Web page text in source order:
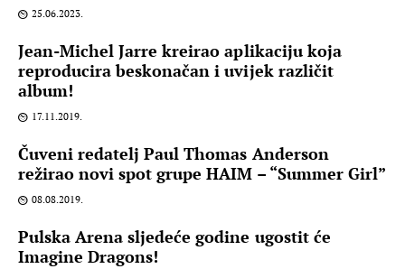
25.06.2023.
Jean-Michel Jarre kreirao aplikaciju koja
reproducira beskonačan i uvijek različit
album!
17.11.2019.
Čuveni redatelj Paul Thomas Anderson
režirao novi spot grupe HAIM – “Summer Girl”
08.08.2019.
Pulska Arena sljedeće godine ugostit će
Imagine Dragons!